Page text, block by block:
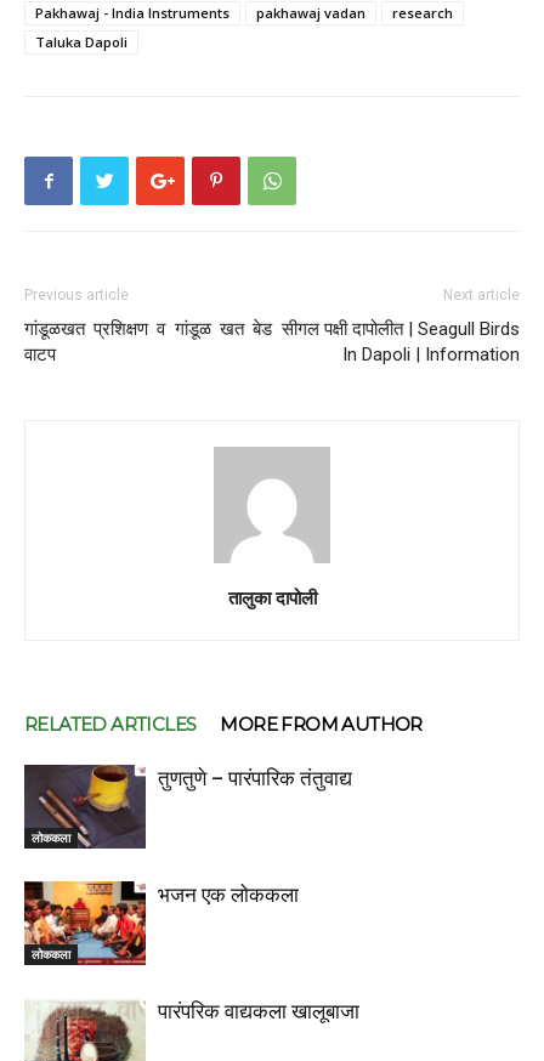
Pakhawaj - India Instruments pakhawaj vadan
research
Taluka Dapoli
Previous article
गांडूळखत प्रशिक्षण व गांडूळ खत बेड
वाटप
Next article
सीगल पक्षी दापोलीत | Seagull Birds
In Dapoli | Information
तालुका दापोली
RELATED ARTICLES MORE FROM AUTHOR
लोककला
तुणतुणे – पारंपारिक तंतुवाद्य
लोककला
भजन एक लोककला
पारंपरिक वाद्यकला खालूबाजा